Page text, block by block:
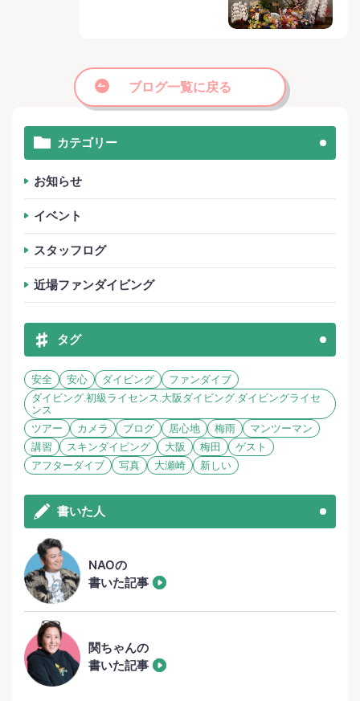
ブログ一覧に戻る
カテゴリー
お知らせ
イベント
スタッフログ
近場ファンダイビング
タグ
安全 安心 ダイビング
ファンダイブ
ダイビング.初級ライセンス.大阪ダイビング.ダイビングライセ
ンス
ツアー
カメラ ブログ 居心地 梅雨
マンツーマン
講習
スキンダイビング 大阪 梅田
ゲスト
アフターダイブ
写真 大瀬崎 新しい
書いた人
NAOの
書いた記事
関ちゃんの
書いた記事